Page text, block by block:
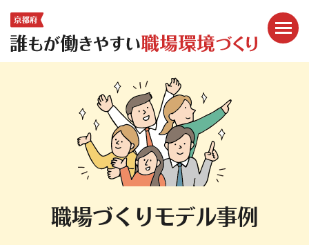
メニ
職場づくりモデル事例